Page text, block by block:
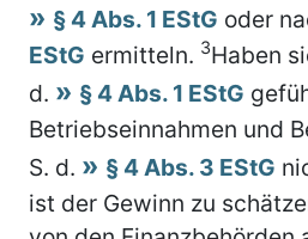
§ 4 Abs. 1 EStG oder
EStG ermitteln. 3Haben
d.
§ 4 Abs. 1 EStG
Betriebseinnahmen und
S. d.
§ 4 Abs. 3 EStG
ist der Gewinn zu